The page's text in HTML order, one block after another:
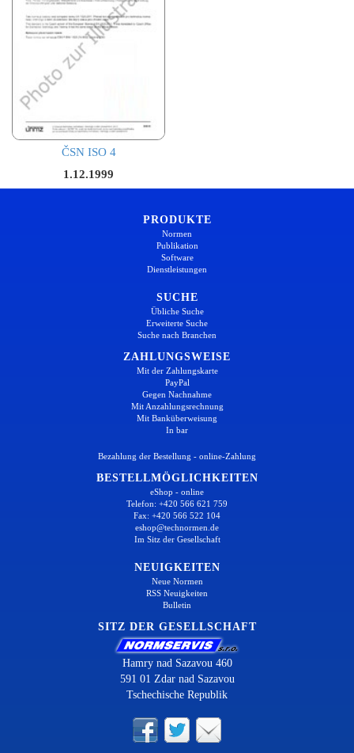
ČSN ISO 4
1.12.1999
PRODUKTE
Normen
Publikation
Software
Dienstleistungen
SUCHE
Übliche Suche
Erweiterte Suche
Suche nach Branchen
ZAHLUNGSWEISE
Mit der Zahlungskarte
PayPal
Gegen Nachnahme
Mit Anzahlungsrechnung
Mit Banküberweisung
In bar
Bezahlung der Bestellung - online-Zahlung
BESTELLMÖGLICHKEITEN
eShop - online
Telefon: +420 566 621 759
Fax: +420 566 522 104
eshop@technormen.de
Im Sitz der Gesellschaft
NEUIGKEITEN
Neue Normen
RSS Neuigkeiten
Bulletin
SITZ DER GESELLSCHAFT
Hamry nad Sazavou 460
591 01 Zdar nad Sazavou
Tschechische Republik